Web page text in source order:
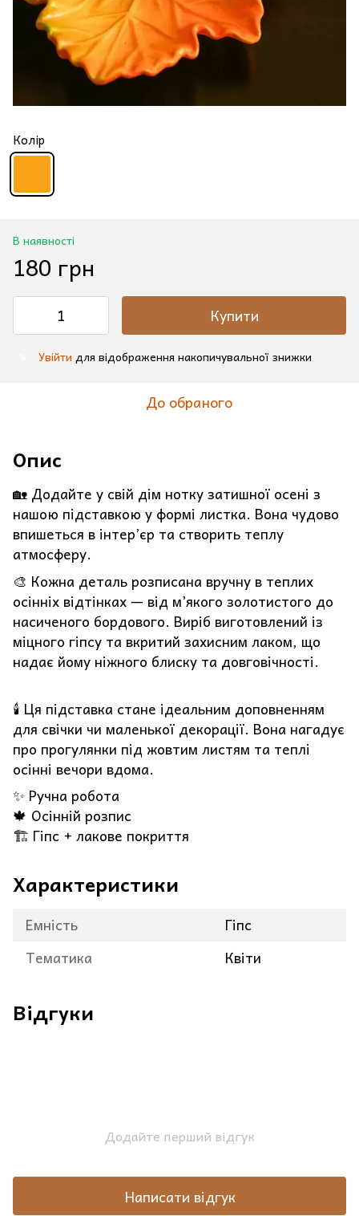
Колір
В наявності
180 грн
Купити
Увійти для відображення накопичувальної знижки
До обраного
Опис
🏡 Додайте у свій дім нотку затишної осені з
нашою підставкою у формі листка. Вона чудово
впишеться в інтер’єр та створить теплу
атмосферу.
🎨 Кожна деталь розписана вручну в теплих
осінніх відтінках — від м’якого золотистого до
насиченого бордового. Виріб виготовлений із
міцного гіпсу та вкритий захисним лаком, що
надає йому ніжного блиску та довговічності.
🕯️ Ця підставка стане ідеальним доповненням
для свічки чи маленької декорації. Вона нагадує
про прогулянки під жовтим листям та теплі
осінні вечори вдома.
✨ Ручна робота
🍁 Осінній розпис
🏗️ Гіпс + лакове покриття
Характеристики
Емність
Гіпс
Тематика
Квіти
Відгуки
Додайте перший відгук
Написати відгук